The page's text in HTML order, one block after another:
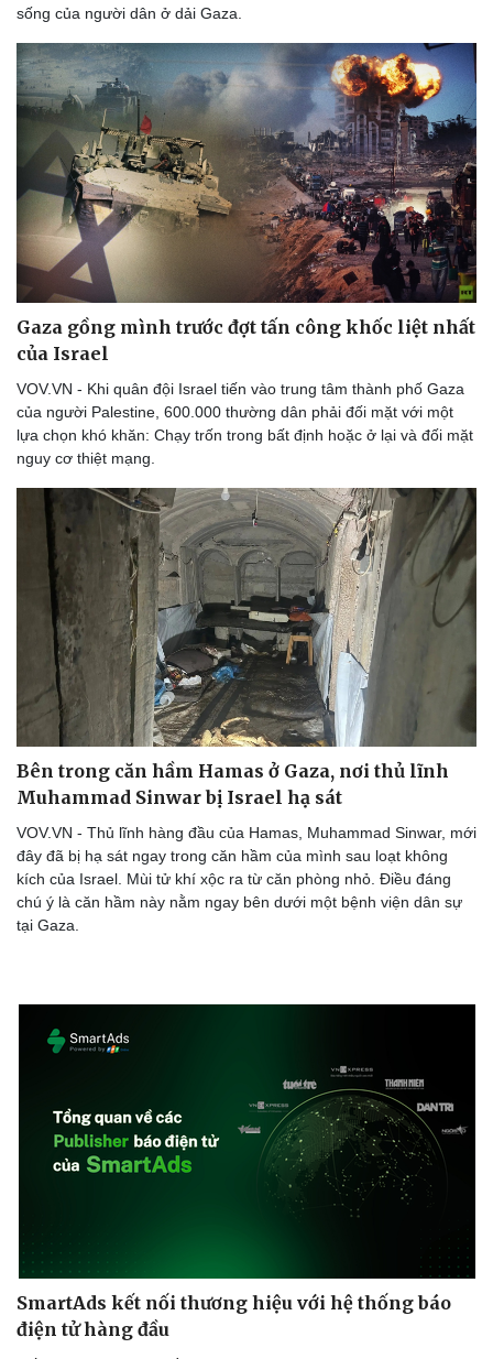
Hậu trường
sống của người dân ở dải Gaza.
Gaza gồng mình trước đợt tấn công khốc liệt nhất
của Israel
VOV.VN - Khi quân đội Israel tiến vào trung tâm thành phố Gaza
của người Palestine, 600.000 thường dân phải đối mặt với một
lựa chọn khó khăn: Chạy trốn trong bất định hoặc ở lại và đối mặt
nguy cơ thiệt mạng.
Bên trong căn hầm Hamas ở Gaza, nơi thủ lĩnh
Muhammad Sinwar bị Israel hạ sát
VOV.VN - Thủ lĩnh hàng đầu của Hamas, Muhammad Sinwar, mới
đây đã bị hạ sát ngay trong căn hầm của mình sau loạt không
kích của Israel. Mùi tử khí xộc ra từ căn phòng nhỏ. Điều đáng
chú ý là căn hầm này nằm ngay bên dưới một bệnh viện dân sự
tại Gaza.
SmartAds kết nối thương hiệu với hệ thống báo
điện tử hàng đầu